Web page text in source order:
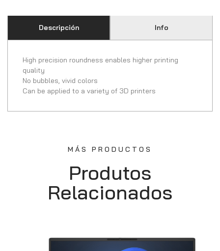
Descripción Info
High precision roundness enables higher printing
quality
No bubbles, vivid colors
Can be applied to a variety of 3D printers
MÁS PRODUCTOS
Produtos
Relacionados